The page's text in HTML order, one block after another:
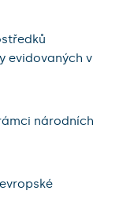
evidovaných v
národních